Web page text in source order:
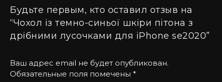
Натуральна зміїна шкіра – привілегія людей із
високим становищем у суспільстві. Усі вироби у
преміальному оформленні підвищують імідж
натуральної шкіри пітону завжди виглядає
розкішно. Стильне оформлення не залишить Вас
Будьте первым, кто оставил отзыв на
“Чохол із темно-синьої шкіри пітона з
дрібними лусочками для iPhone se2020”
Ваш адрес email не будет опубликован.
Обязательные поля помечены *